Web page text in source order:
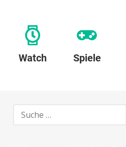
Watch Spiele
Suche